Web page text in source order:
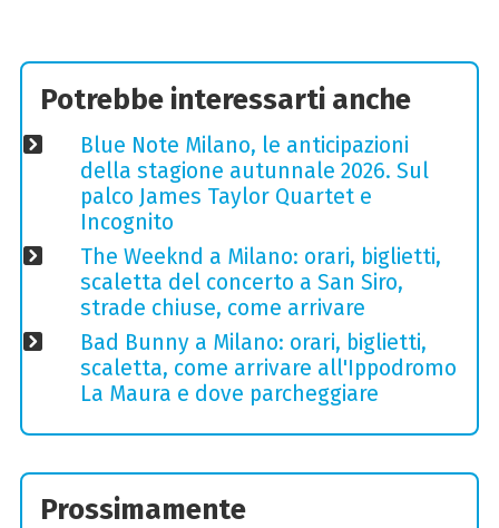
Potrebbe interessarti anche
Blue Note Milano, le anticipazioni
della stagione autunnale 2026. Sul
palco James Taylor Quartet e
Incognito
The Weeknd a Milano: orari, biglietti,
scaletta del concerto a San Siro,
strade chiuse, come arrivare
Bad Bunny a Milano: orari, biglietti,
scaletta, come arrivare all'Ippodromo
La Maura e dove parcheggiare
Prossimamente